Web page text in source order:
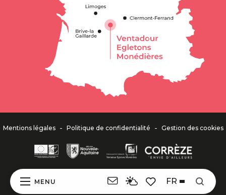
MENU
Voir les favoris
FR
Mentions légales - Politique de confidentialité - Gestion des cookies